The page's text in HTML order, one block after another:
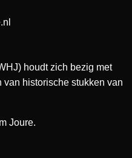
houdt zich bezig met
van historische stukken van
Joure.